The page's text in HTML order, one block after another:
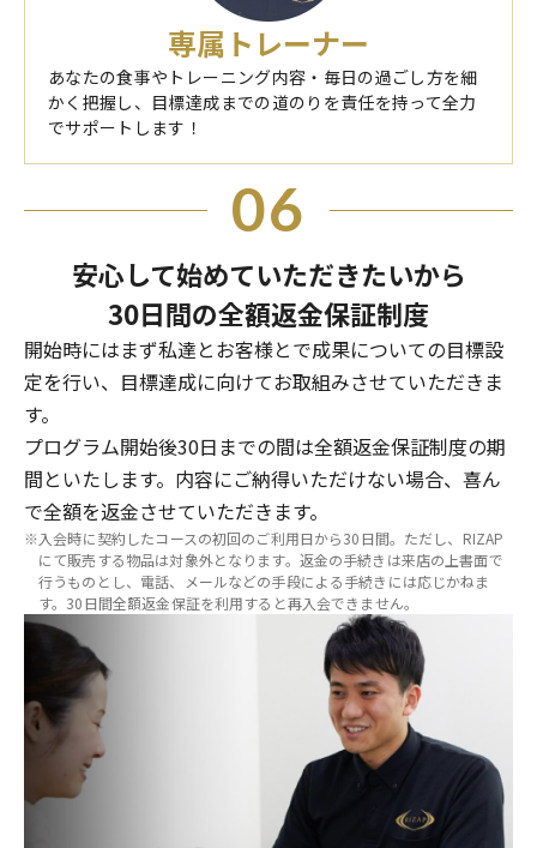
専属トレーナー
あなたの食事やトレーニング内容・毎日の過ごし方を細
かく把握し、目標達成までの道のりを責任を持って全力
でサポートします！
06
安心して始めていただきたいから
30日間の全額返金保証制度
開始時にはまず私達とお客様とで成果についての目標設
定を行い、目標達成に向けてお取組みさせていただきま
す。
プログラム開始後30日までの間は全額返金保証制度の期
間といたします。内容にご納得いただけない場合、喜ん
で全額を返金させていただきます。
※入会時に契約したコースの初回のご利用日から30日間。ただし、RIZAP
にて販売する物品は対象外となります。返金の手続きは来店の上書面で
行うものとし、電話、メールなどの手段による手続きには応じかねま
す。30日間全額返金保証を利用すると再入会できません。